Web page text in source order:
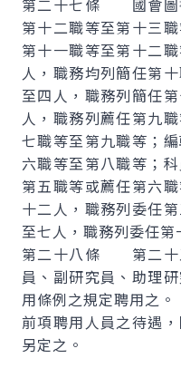
第二十七條 國會圖
第十二職等至第十三
第十一職等至第十二
人，職務均列簡任第
至四人，職務列簡任
人，職務列薦任第九
七職等至第九職等；
六職等至第八職等；
第五職等或薦任第六
十二人，職務列委任
至七人，職務列委任第
第二十八條 第二十
員、副研究員、助理
用條例之規定聘用之。
前項聘用人員之待遇
另定之。